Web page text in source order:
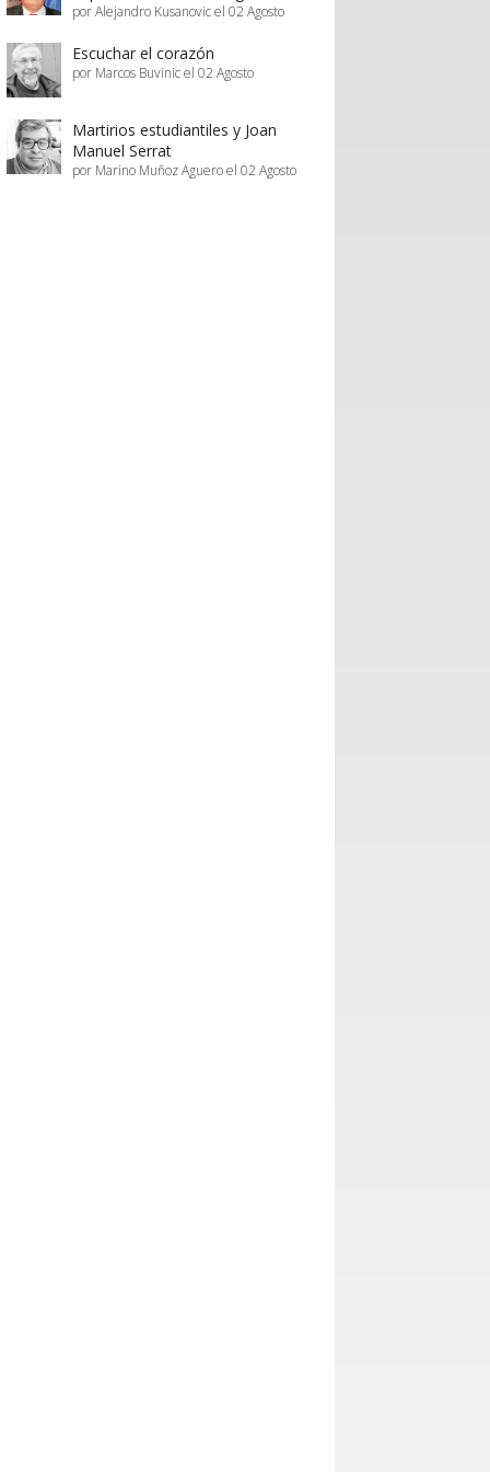
por Alejandro Kusanovic el 02 Agosto
Escuchar el corazón
por Marcos Buvinic el 02 Agosto
Martirios estudiantiles y Joan
Manuel Serrat
por Marino Muñoz Aguero el 02 Agosto